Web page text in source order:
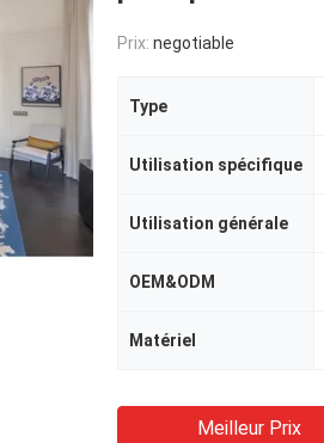
Prix: negotiable
Type
Utilisation spécifique
Utilisation générale
OEM&ODM
Matériel
Meilleur Prix